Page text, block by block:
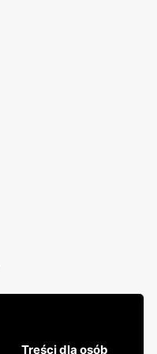
Treści dla osób